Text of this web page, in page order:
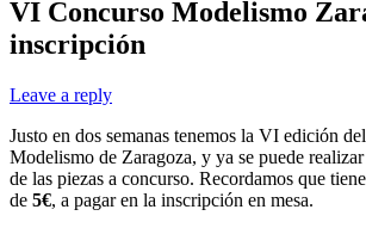
VI Concurso Modelismo
inscripción
Leave a reply
Justo en dos semanas tenemos la VI edición
Modelismo de Zaragoza, y ya se puede
de las piezas a concurso. Recordamos que
de 5€, a pagar en la inscripción en mesa.